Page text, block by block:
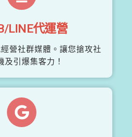
LINE代運營
營社群媒體。讓您搶攻社
及引爆集客力！